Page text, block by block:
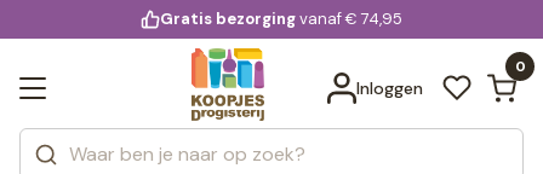
voor 20:00 uur besteld
Gratis bezorgingvanaf € 74,95
Inloggen
0
Zoeken
Categorieën
Merken
Bekijk alle resultaten